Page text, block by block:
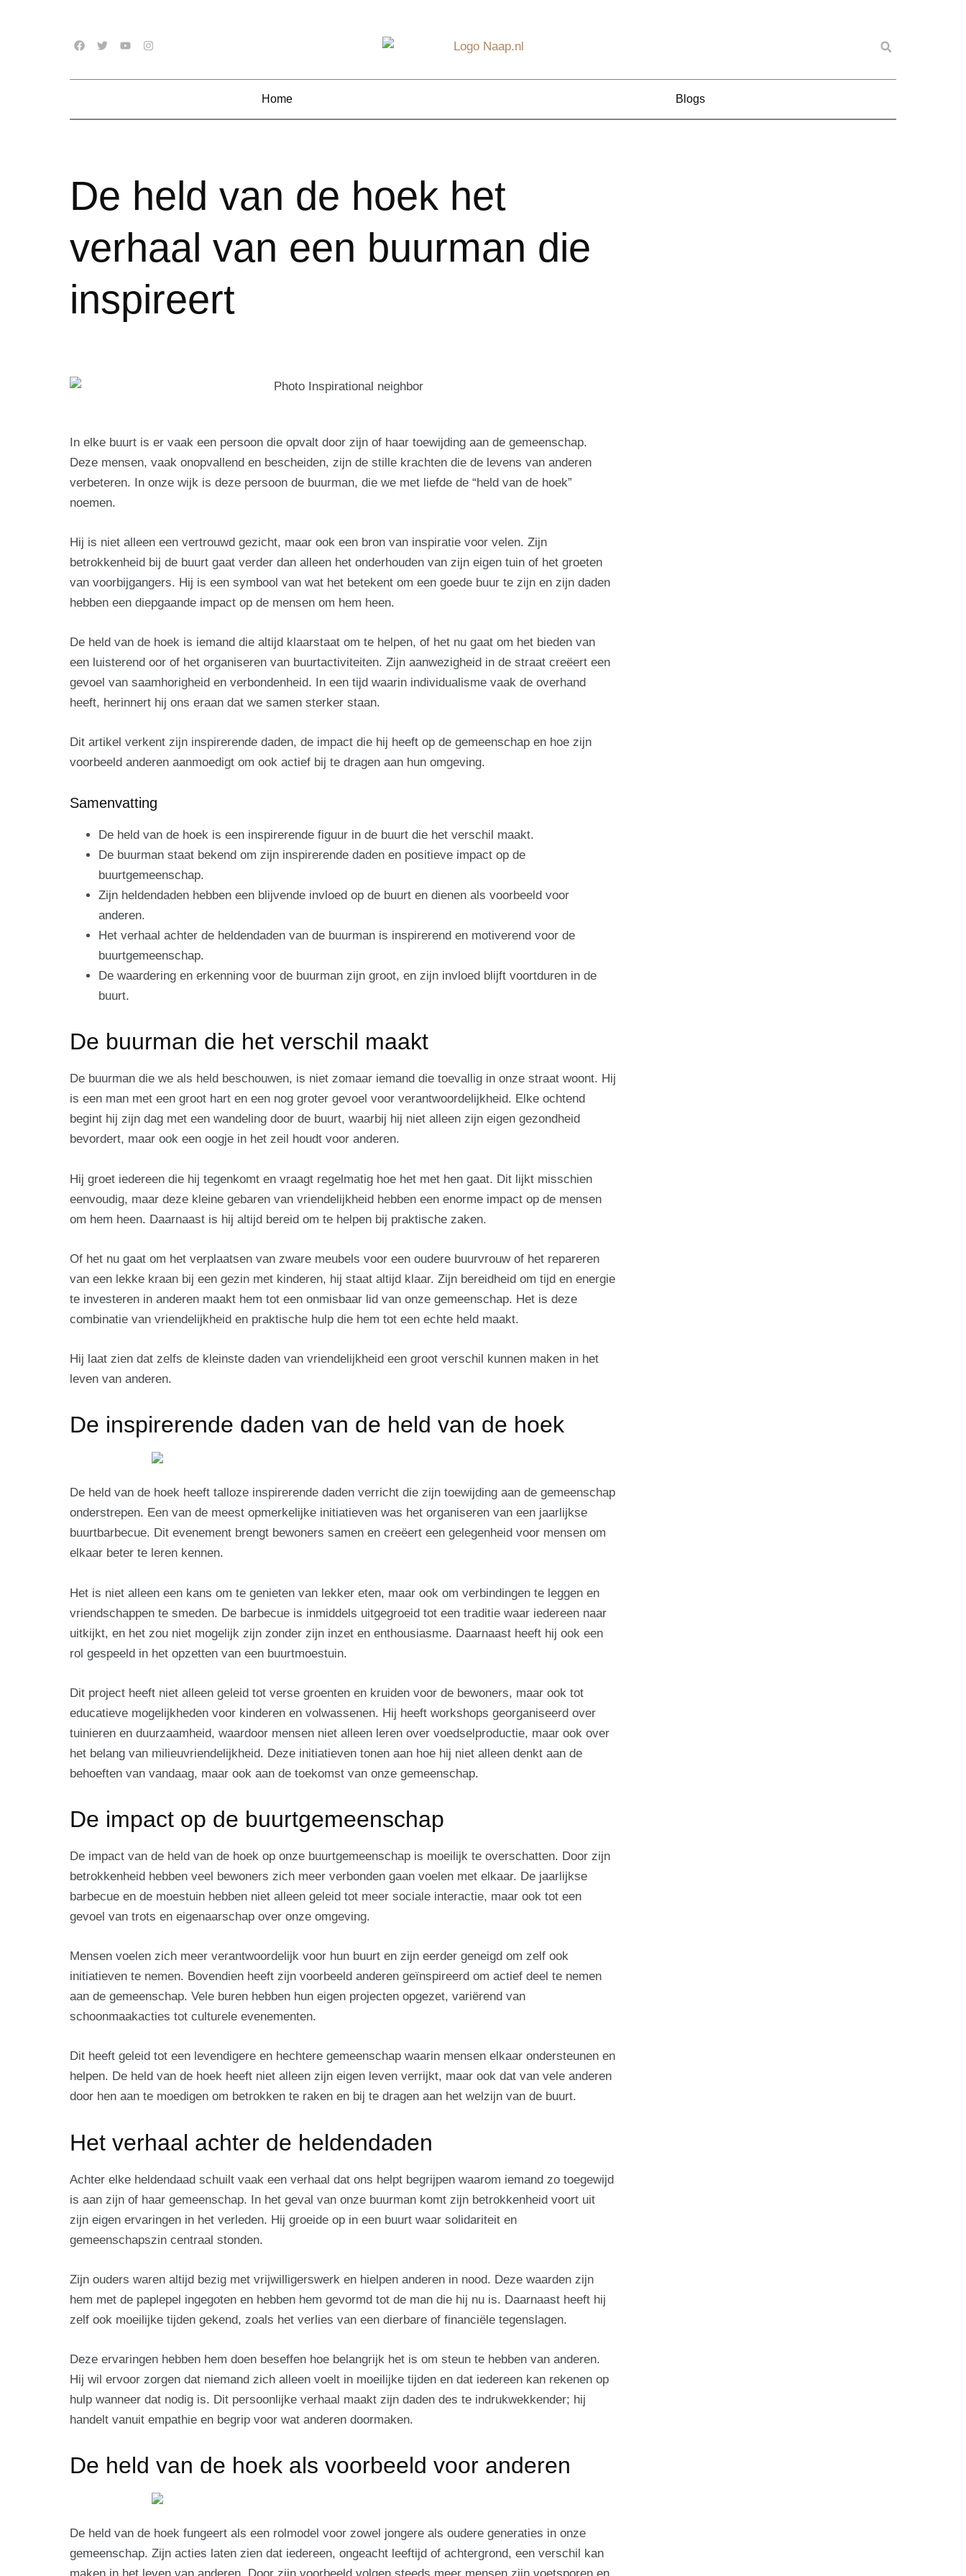
Home Blogs
De held van de hoek het
verhaal van een buurman die
inspireert
In elke buurt is er vaak een persoon die opvalt door zijn of haar toewijding aan de gemeenschap.
Deze mensen, vaak onopvallend en bescheiden, zijn de stille krachten die de levens van anderen
verbeteren. In onze wijk is deze persoon de buurman, die we met liefde de “held van de hoek”
noemen.
Hij is niet alleen een vertrouwd gezicht, maar ook een bron van inspiratie voor velen. Zijn
betrokkenheid bij de buurt gaat verder dan alleen het onderhouden van zijn eigen tuin of het groeten
van voorbijgangers. Hij is een symbool van wat het betekent om een goede buur te zijn en zijn daden
hebben een diepgaande impact op de mensen om hem heen.
De held van de hoek is iemand die altijd klaarstaat om te helpen, of het nu gaat om het bieden van
een luisterend oor of het organiseren van buurtactiviteiten. Zijn aanwezigheid in de straat creëert een
gevoel van saamhorigheid en verbondenheid. In een tijd waarin individualisme vaak de overhand
heeft, herinnert hij ons eraan dat we samen sterker staan.
Dit artikel verkent zijn inspirerende daden, de impact die hij heeft op de gemeenschap en hoe zijn
voorbeeld anderen aanmoedigt om ook actief bij te dragen aan hun omgeving.
Samenvatting
De held van de hoek is een inspirerende figuur in de buurt die het verschil maakt.
De buurman staat bekend om zijn inspirerende daden en positieve impact op de
buurtgemeenschap.
Zijn heldendaden hebben een blijvende invloed op de buurt en dienen als voorbeeld voor
anderen.
Het verhaal achter de heldendaden van de buurman is inspirerend en motiverend voor de
buurtgemeenschap.
De waardering en erkenning voor de buurman zijn groot, en zijn invloed blijft voortduren in de
buurt.
De buurman die het verschil maakt
De buurman die we als held beschouwen, is niet zomaar iemand die toevallig in onze straat woont. Hij
is een man met een groot hart en een nog groter gevoel voor verantwoordelijkheid. Elke ochtend
begint hij zijn dag met een wandeling door de buurt, waarbij hij niet alleen zijn eigen gezondheid
bevordert, maar ook een oogje in het zeil houdt voor anderen.
Hij groet iedereen die hij tegenkomt en vraagt regelmatig hoe het met hen gaat. Dit lijkt misschien
eenvoudig, maar deze kleine gebaren van vriendelijkheid hebben een enorme impact op de mensen
om hem heen. Daarnaast is hij altijd bereid om te helpen bij praktische zaken.
Of het nu gaat om het verplaatsen van zware meubels voor een oudere buurvrouw of het repareren
van een lekke kraan bij een gezin met kinderen, hij staat altijd klaar. Zijn bereidheid om tijd en energie
te investeren in anderen maakt hem tot een onmisbaar lid van onze gemeenschap. Het is deze
combinatie van vriendelijkheid en praktische hulp die hem tot een echte held maakt.
Hij laat zien dat zelfs de kleinste daden van vriendelijkheid een groot verschil kunnen maken in het
leven van anderen.
De inspirerende daden van de held van de hoek
De held van de hoek heeft talloze inspirerende daden verricht die zijn toewijding aan de gemeenschap
onderstrepen. Een van de meest opmerkelijke initiatieven was het organiseren van een jaarlijkse
buurtbarbecue. Dit evenement brengt bewoners samen en creëert een gelegenheid voor mensen om
elkaar beter te leren kennen.
Het is niet alleen een kans om te genieten van lekker eten, maar ook om verbindingen te leggen en
vriendschappen te smeden. De barbecue is inmiddels uitgegroeid tot een traditie waar iedereen naar
uitkijkt, en het zou niet mogelijk zijn zonder zijn inzet en enthousiasme. Daarnaast heeft hij ook een
rol gespeeld in het opzetten van een buurtmoestuin.
Dit project heeft niet alleen geleid tot verse groenten en kruiden voor de bewoners, maar ook tot
educatieve mogelijkheden voor kinderen en volwassenen. Hij heeft workshops georganiseerd over
tuinieren en duurzaamheid, waardoor mensen niet alleen leren over voedselproductie, maar ook over
het belang van milieuvriendelijkheid. Deze initiatieven tonen aan hoe hij niet alleen denkt aan de
behoeften van vandaag, maar ook aan de toekomst van onze gemeenschap.
De impact op de buurtgemeenschap
De impact van de held van de hoek op onze buurtgemeenschap is moeilijk te overschatten. Door zijn
betrokkenheid hebben veel bewoners zich meer verbonden gaan voelen met elkaar. De jaarlijkse
barbecue en de moestuin hebben niet alleen geleid tot meer sociale interactie, maar ook tot een
gevoel van trots en eigenaarschap over onze omgeving.
Mensen voelen zich meer verantwoordelijk voor hun buurt en zijn eerder geneigd om zelf ook
initiatieven te nemen. Bovendien heeft zijn voorbeeld anderen geïnspireerd om actief deel te nemen
aan de gemeenschap. Vele buren hebben hun eigen projecten opgezet, variërend van
schoonmaakacties tot culturele evenementen.
Dit heeft geleid tot een levendigere en hechtere gemeenschap waarin mensen elkaar ondersteunen en
helpen. De held van de hoek heeft niet alleen zijn eigen leven verrijkt, maar ook dat van vele anderen
door hen aan te moedigen om betrokken te raken en bij te dragen aan het welzijn van de buurt.
Het verhaal achter de heldendaden
Achter elke heldendaad schuilt vaak een verhaal dat ons helpt begrijpen waarom iemand zo toegewijd
is aan zijn of haar gemeenschap. In het geval van onze buurman komt zijn betrokkenheid voort uit
zijn eigen ervaringen in het verleden. Hij groeide op in een buurt waar solidariteit en
gemeenschapszin centraal stonden.
Zijn ouders waren altijd bezig met vrijwilligerswerk en hielpen anderen in nood. Deze waarden zijn
hem met de paplepel ingegoten en hebben hem gevormd tot de man die hij nu is. Daarnaast heeft hij
zelf ook moeilijke tijden gekend, zoals het verlies van een dierbare of financiële tegenslagen.
Deze ervaringen hebben hem doen beseffen hoe belangrijk het is om steun te hebben van anderen.
Hij wil ervoor zorgen dat niemand zich alleen voelt in moeilijke tijden en dat iedereen kan rekenen op
hulp wanneer dat nodig is. Dit persoonlijke verhaal maakt zijn daden des te indrukwekkender; hij
handelt vanuit empathie en begrip voor wat anderen doormaken.
De held van de hoek als voorbeeld voor anderen
De held van de hoek fungeert als een rolmodel voor zowel jongere als oudere generaties in onze
gemeenschap. Zijn acties laten zien dat iedereen, ongeacht leeftijd of achtergrond, een verschil kan